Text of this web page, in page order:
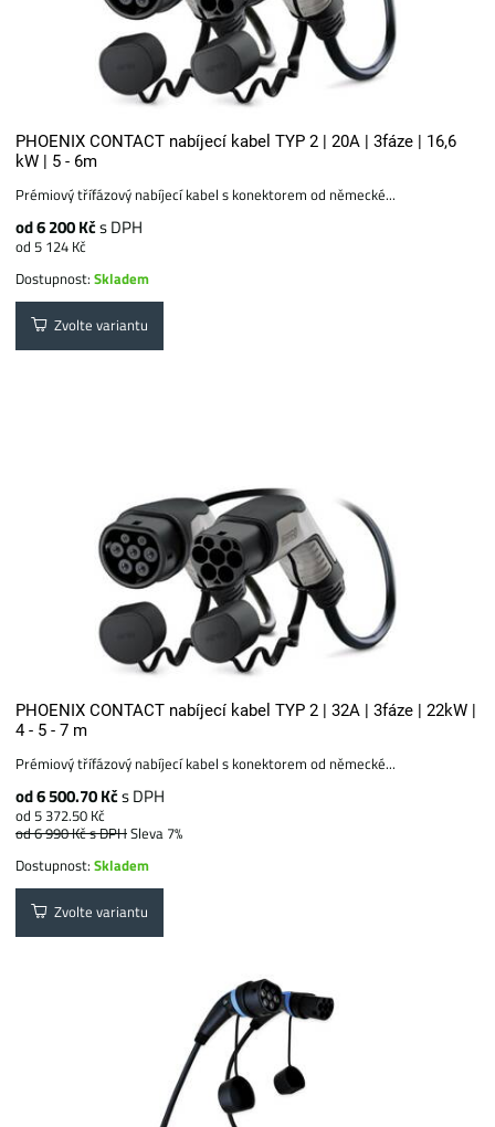
PHOENIX CONTACT nabíjecí kabel TYP 2 | 20A | 3fáze | 16,6
kW | 5 - 6m
Prémiový třífázový nabíjecí kabel s konektorem od německé...
od 6 200 Kčs DPH
od 5 124 Kč
Dostupnost:Skladem
Zvolte variantu
PHOENIX CONTACT nabíjecí kabel TYP 2 | 32A | 3fáze | 22kW |
4 - 5 - 7 m
Prémiový třífázový nabíjecí kabel s konektorem od německé...
od 6 500.70 Kčs DPH
od 5 372.50 Kč
od 6 990 Kčs DPHSleva 7%
Dostupnost:Skladem
Zvolte variantu